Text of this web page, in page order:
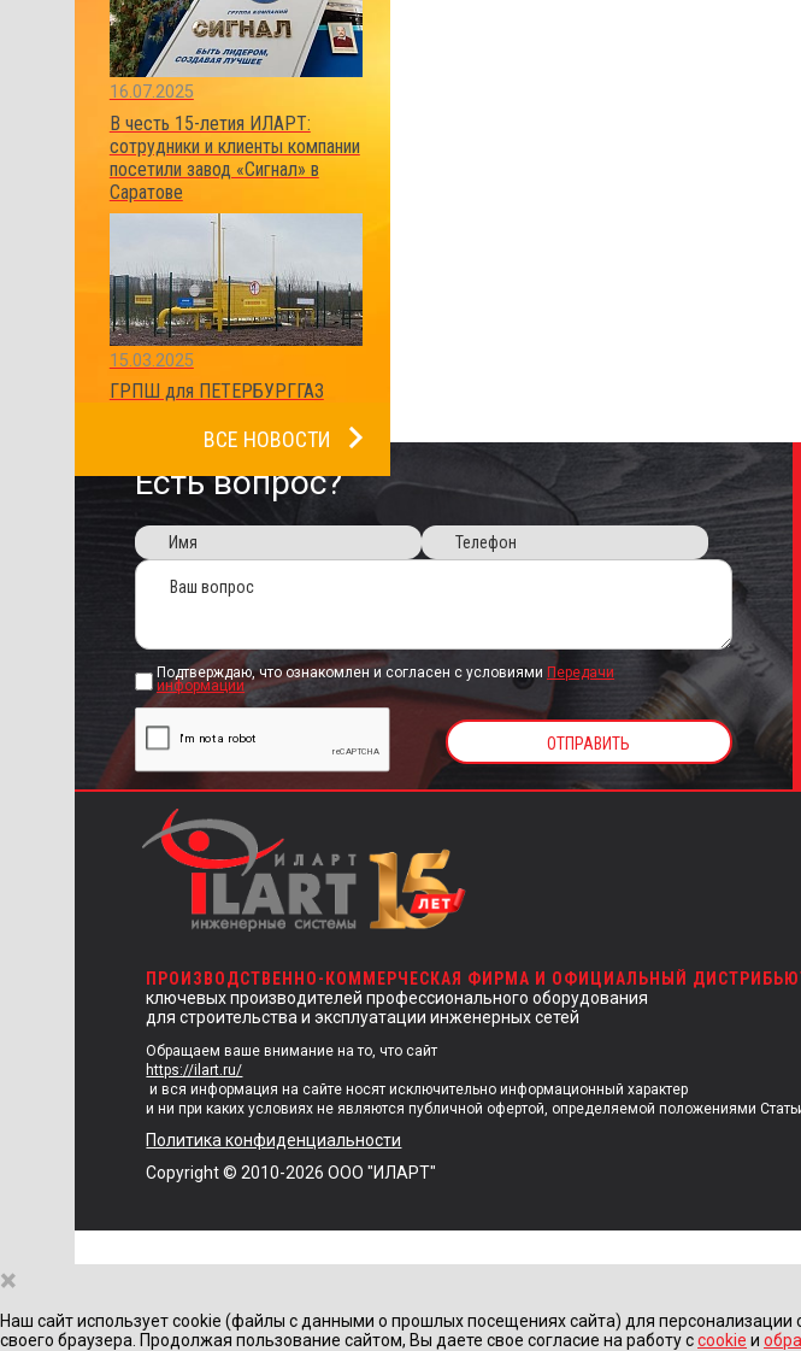
16.07.2025
В честь 15-летия ИЛАРТ:
сотрудники и клиенты компании
посетили завод «Сигнал» в
Саратове
15.03.2025
ГРПШ для ПЕТЕРБУРГГАЗ
ВСЕ НОВОСТИ
Есть вопрос?
Подтверждаю, что ознакомлен и согласен с условиями Передачи
информации
ПРОИЗВОДСТВЕННО-КОММЕРЧЕСКАЯ ФИРМА И ОФИЦИАЛЬНЫЙ
ключевых производителей профессионального оборудования
для строительства и эксплуатации инженерных сетей
Обращаем ваше внимание на то, что сайт
https://ilart.ru/
и вся информация на сайте носят исключительно информационный характер
и ни при каких условиях не являются публичной офертой, определяемой положениями
Политика конфиденциальности
Copyright © 2010-2026 ООО "ИЛАРТ"
×
Наш сайт использует cookie (файлы с данными о прошлых посещениях сайта) для
своего браузера. Продолжая пользование сайтом, Вы даете свое согласие на работу сcookie и